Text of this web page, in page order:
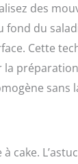
des
fond du
Cette
la
sans
cake.